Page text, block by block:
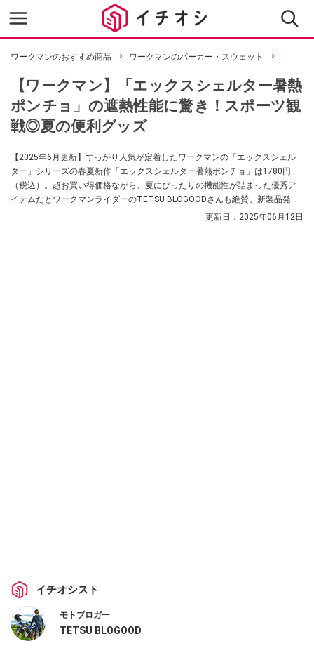
ワークマンのおすすめ商品 ワークマンのパーカー・スウェット
【ワークマン】「エックスシェルター暑熱
ポンチョ」の遮熱性能に驚き！スポーツ観
戦◎夏の便利グッズ
【2025年6月更新】すっかり人気が定着したワークマンの「エックスシェル
ター」シリーズの春夏新作「エックスシェルター暑熱ポンチョ」は1780円
（税込）。超お買い得価格ながら、夏にぴったりの機能性が詰まった優秀ア
イテムだとワークマンライダーのTETSU BLOGOODさんも絶賛。新製品発表
更新日： 2025年06月12日
イチオシスト
モトブロガー
TETSU BLOGOOD